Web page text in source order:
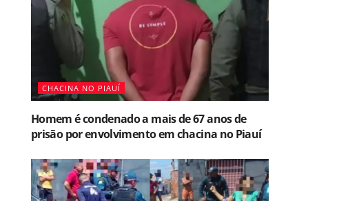
CHACINA NO PIAUÍ
Homem é condenado a mais de 67 anos de
prisão por envolvimento em chacina no Piauí